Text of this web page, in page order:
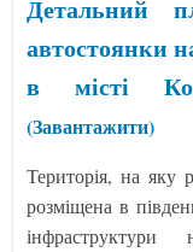
Детальний
автостоянки
в місті
(Завантажити)
Територія, на яку
розміщена в